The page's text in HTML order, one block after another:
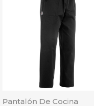
Pantalón De Cocina